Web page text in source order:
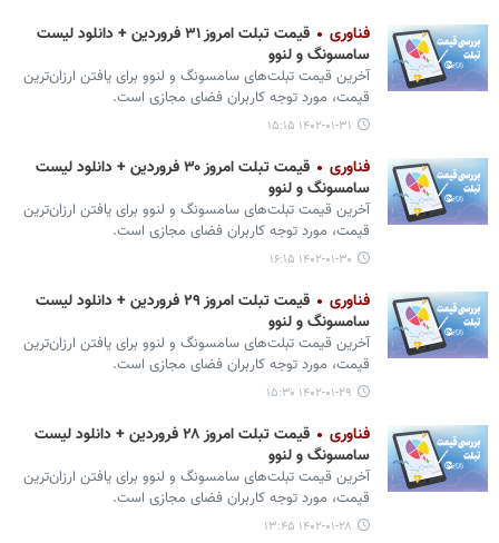
فناوری
قیمت تبلت امروز ۳۱ فروردین + دانلود لیست
سامسونگ و لنوو
آخرین قیمت تبلت‌های سامسونگ و لنوو برای یافتن ارزان‌ترین
قیمت، مورد توجه کاربران فضای مجازی است.
۱۴۰۲-۰۱-۳۱ ۱۵:۱۵
فناوری
قیمت تبلت امروز ۳۰ فروردین + دانلود لیست
سامسونگ و لنوو
آخرین قیمت تبلت‌های سامسونگ و لنوو برای یافتن ارزان‌ترین
قیمت، مورد توجه کاربران فضای مجازی است.
۱۴۰۲-۰۱-۳۰ ۱۶:۱۵
فناوری
قیمت تبلت امروز ۲۹ فروردین + دانلود لیست
سامسونگ و لنوو
آخرین قیمت تبلت‌های سامسونگ و لنوو برای یافتن ارزان‌ترین
قیمت، مورد توجه کاربران فضای مجازی است.
۱۴۰۲-۰۱-۲۹ ۱۵:۳۰
فناوری
قیمت تبلت امروز ۲۸ فروردین + دانلود لیست
سامسونگ و لنوو
آخرین قیمت تبلت‌های سامسونگ و لنوو برای یافتن ارزان‌ترین
قیمت، مورد توجه کاربران فضای مجازی است.
۱۴۰۲-۰۱-۲۸ ۱۳:۴۵